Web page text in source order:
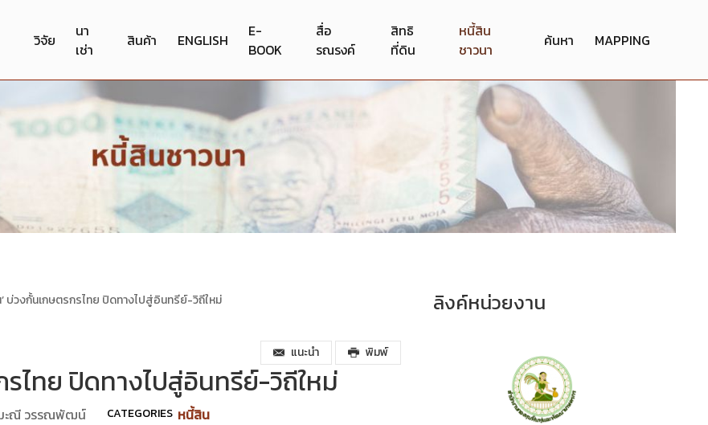
วิจัย
นา
เช่า
สินค้า ENGLISH
E-
BOOK
สื่อ
รณรงค์
สิทธิ
ที่ดิน
หนี้สิน
ชาวนา
ค้นหา MAPPING
บ่วงกั้นเกษตรกรไทย ปิดทางไปสู่อินทรีย์-วิถีใหม่
แนะนำ พิมพ์
ไทย ปิดทางไปสู่อินทรีย์-วิถีใหม่
ะณี วรรณพัฒน์ CATEGORIES หนี้สิน
ลิงค์หน่วยงาน